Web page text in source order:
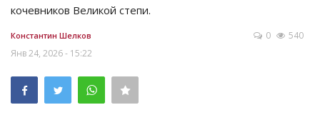
кочевников Великой степи.
Константин Шелков
Янв 24, 2026 - 15:22
0 540